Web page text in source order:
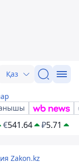
Қаз
€541.64 ₽5.71
Zakon.kz